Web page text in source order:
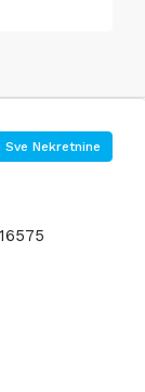
Sve Nekretnine